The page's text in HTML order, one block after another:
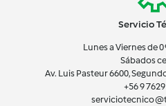
Servicio
Lunes a Viernes de
Sábados
Av. Luis Pasteur 6600,
+56 9